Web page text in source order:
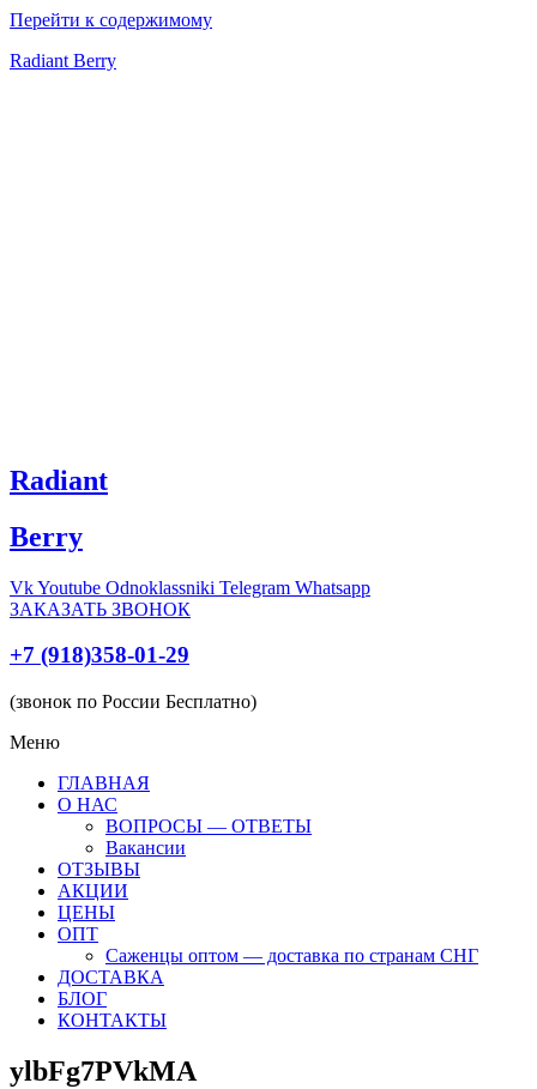
Перейти к содержимому
Radiant Berry
Radiant
Berry
VkYoutube Odnoklassniki Telegram Whatsapp
ЗАКАЗАТЬ ЗВОНОК
+7 (918)358-01-29
(звонок по России Бесплатно)
Меню
ГЛАВНАЯ
О НАС
ВОПРОСЫ — ОТВЕТЫ
Вакансии
ОТЗЫВЫ
АКЦИИ
ЦЕНЫ
ОПТ
Саженцы оптом — доставка по странам СНГ
ДОСТАВКА
БЛОГ
КОНТАКТЫ
ylbFg7PVkMA